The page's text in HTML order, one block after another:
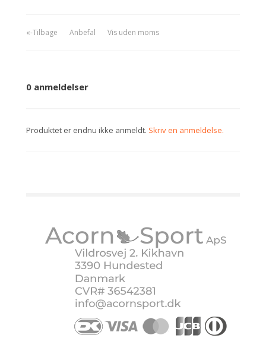
«-Tilbage Anbefal Vis uden moms
0 anmeldelser
Produktet er endnu ikke anmeldt. Skriv en anmeldelse.